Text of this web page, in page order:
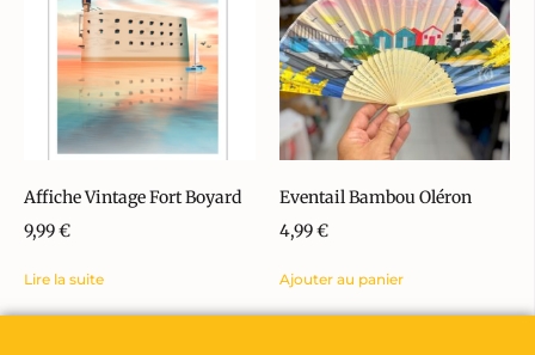
Affiche Vintage Fort Boyard
9,99€
Lire la suite
Eventail Bambou Oléron
4,99€
Ajouter au panier